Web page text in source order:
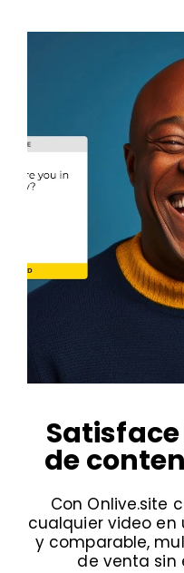
de
Con Onlive.site
cualquier video
y comparable,
de venta sin